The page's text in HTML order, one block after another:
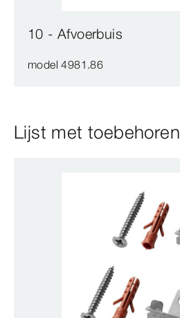
10 - Afvoerbuis
model 4981.86
Lijst met toebehoren